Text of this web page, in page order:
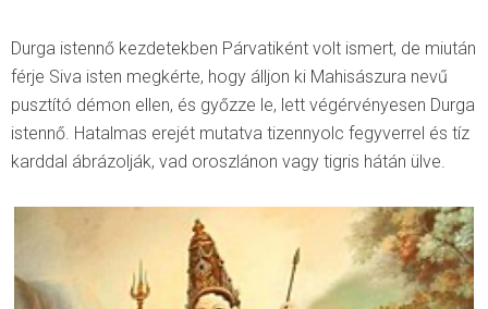
Durga istennő kezdetekben Párvatiként volt ismert, de miután
férje Siva isten megkérte, hogy álljon ki Mahisászura nevű
pusztító démon ellen, és győzze le, lett végérvényesen Durga
istennő. Hatalmas erejét mutatva tizennyolc fegyverrel és tíz
karddal ábrázolják, vad oroszlánon vagy tigris hátán ülve.